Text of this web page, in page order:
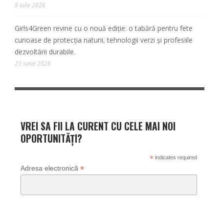
9 iulie 2026
Girls4Green revine cu o nouă ediție: o tabără pentru fete
curioase de protecția naturii, tehnologii verzi și profesiile
dezvoltării durabile.
23 iunie 2026
VREI SA FII LA CURENT CU CELE MAI NOI
OPORTUNITĂȚI?
*indicates required
Adresa electronică *